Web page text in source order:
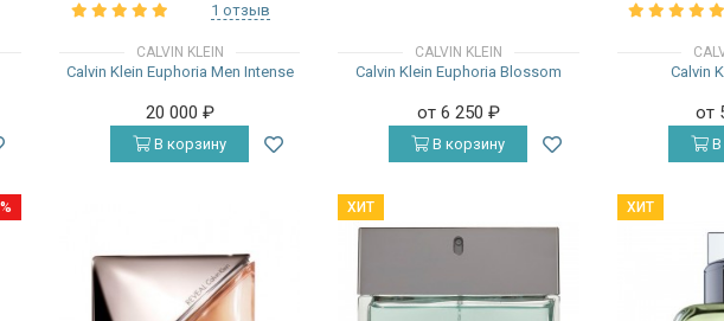
1 отзыв
CALVIN KLEIN
Calvin Klein Euphoria Men Intense
20 000 ₽
В корзину
CALVIN KLEIN
Calvin Klein Euphoria Blossom
от 6 250 ₽
В корзину
Calvin
от
В
ХИТ ХИТ